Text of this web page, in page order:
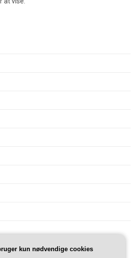
kun nødvendige cookies